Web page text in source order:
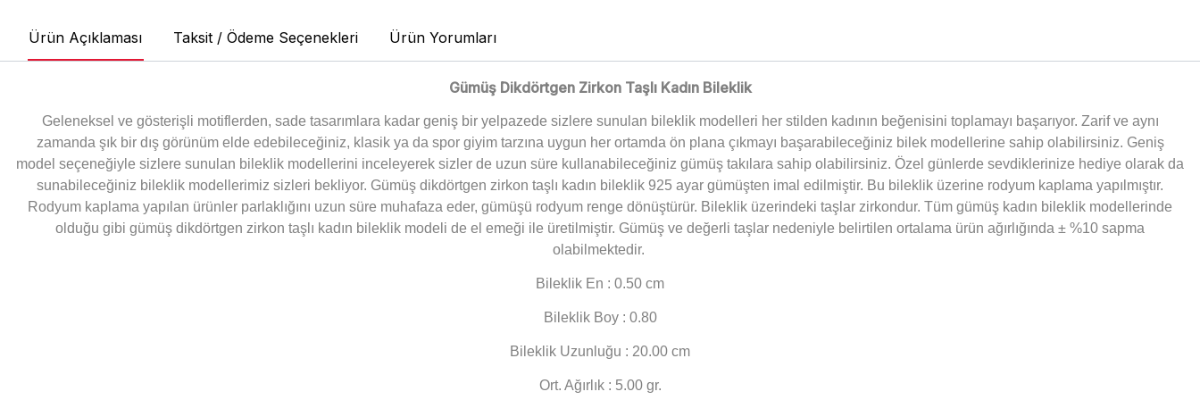
Ürün Açıklaması Taksit / Ödeme Seçenekleri Ürün Yorumları
Gümüş Dikdörtgen Zirkon Taşlı Kadın Bileklik
Geleneksel ve gösterişli motiflerden, sade tasarımlara kadar geniş bir yelpazede sizlere sunulan bileklik modelleri her stilden kadının beğenisini toplamayı başarıyor. Zarif ve aynı
zamanda şık bir dış görünüm elde edebileceğiniz, klasik ya da spor giyim tarzına uygun her ortamda ön plana çıkmayı başarabileceğiniz bilek modellerine sahip olabilirsiniz. Geniş
model seçeneğiyle sizlere sunulan bileklik modellerini inceleyerek sizler de uzun süre kullanabileceğiniz gümüş takılara sahip olabilirsiniz. Özel günlerde sevdiklerinize hediye olarak da
sunabileceğiniz bileklik modellerimiz sizleri bekliyor. Gümüş dikdörtgen zirkon taşlı kadın bileklik 925 ayar gümüşten imal edilmiştir. Bu bileklik üzerine rodyum kaplama yapılmıştır.
Rodyum kaplama yapılan ürünler parlaklığını uzun süre muhafaza eder, gümüşü rodyum renge dönüştürür. Bileklik üzerindeki taşlar zirkondur. Tüm gümüş kadın bileklik modellerinde
olduğu gibi gümüş dikdörtgen zirkon taşlı kadın bileklik modeli de el emeği ile üretilmiştir. Gümüş ve değerli taşlar nedeniyle belirtilen ortalama ürün ağırlığında ± %10 sapma
olabilmektedir.
Bileklik En : 0.50 cm
Bileklik Boy : 0.80
Bileklik Uzunluğu : 20.00 cm
Ort. Ağırlık : 5.00 gr.